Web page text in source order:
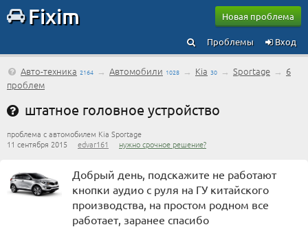
Fixim Новая проблема
Вход
Проблемы
Авто-техника 2164 → Автомобили 1028 → Kia 30 → Sportage → 6
проблем
штатное головное устройство
проблема с автомобилем Kia Sportage
11 сентября 2015 edvar161 нужно срочное решение?
Добрый день, подскажите не работают
кнопки аудио с руля на ГУ китайского
производства, на простом родном все
работает, заранее спасибо